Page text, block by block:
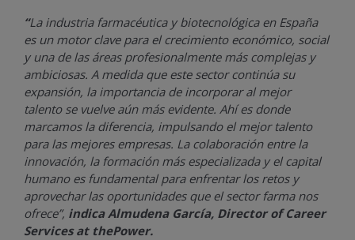
“La industria farmacéutica y biotecnológica en España
es un motor clave para el crecimiento económico, social
y una de las áreas profesionalmente más complejas y
ambiciosas. A medida que este sector continúa su
expansión, la importancia de incorporar al mejor
talento se vuelve aún más evidente. Ahí es donde
marcamos la diferencia, impulsando el mejor talento
para las mejores empresas. La colaboración entre la
innovación, la formación más especializada y el capital
humano es fundamental para enfrentar los retos y
aprovechar las oportunidades que el sector farma nos
ofrece”, indica Almudena García, Director of Career
Services at thePower.